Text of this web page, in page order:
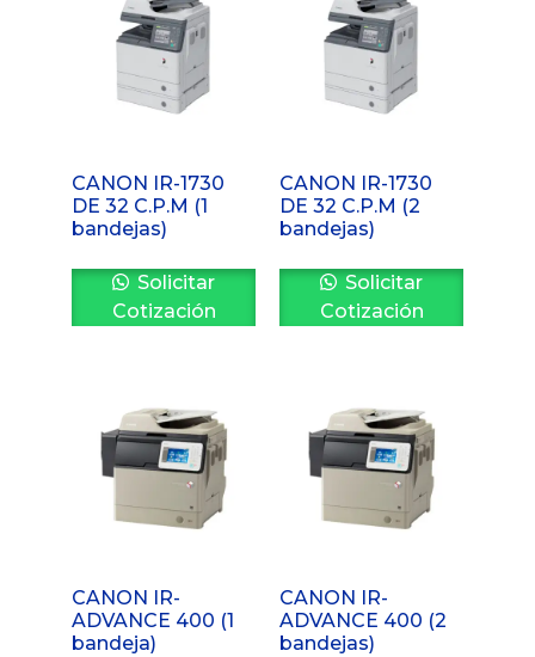
CANON IR-1730
DE 32 C.P.M (1
bandejas)
Solicitar
Cotización
CANON IR-1730
DE 32 C.P.M (2
bandejas)
Solicitar
Cotización
CANON IR-
ADVANCE 400 (1
bandeja)
CANON IR-
ADVANCE 400 (2
bandejas)